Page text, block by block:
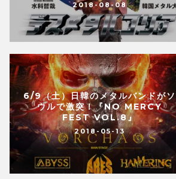
2018-08-08
6/9（土）日韓のメタルバンドがソ
ウルで激突！『NO MERCY
FEST VOL.8』
2018-05-13